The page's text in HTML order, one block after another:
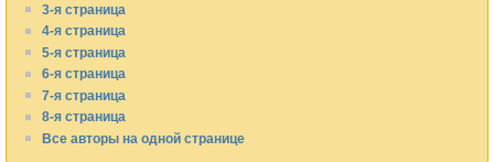
3-я страница
4-я страница
5-я страница
6-я страница
7-я страница
8-я страница
Все авторы на одной странице